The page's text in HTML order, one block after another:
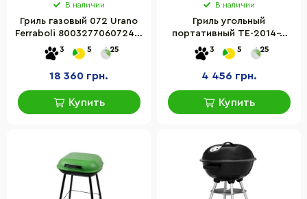
В наличии
Гриль газовый 072 Urano
Ferraboli 8003277060724 с
двумя боковыми полками
3 5 25
18 360 грн.
Купить
В наличии
Гриль угольный
портативный TE-2014-1
Time Eco 4000810120697
3 5 25
4 456 грн.
Купить